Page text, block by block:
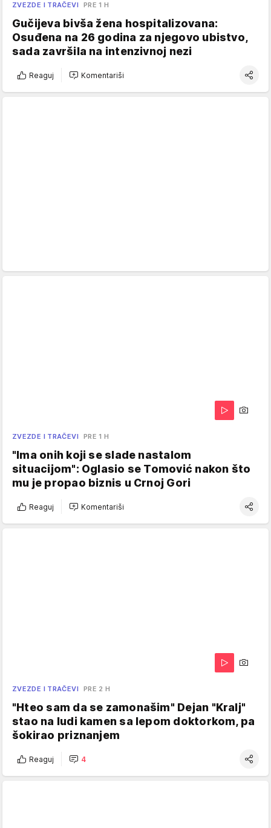
ZVEZDE I TRAČEVI PRE 1 H
Gučijeva bivša žena hospitalizovana:
Osuđena na 26 godina za njegovo ubistvo,
sada završila na intenzivnoj nezi
Reaguj Komentariši
ZVEZDE I TRAČEVI PRE 1 H
"Ima onih koji se slade nastalom
situacijom": Oglasio se Tomović nakon što
mu je propao biznis u Crnoj Gori
Reaguj Komentariši
ZVEZDE I TRAČEVI PRE 2 H
"Hteo sam da se zamonašim" Dejan "Kralj"
stao na ludi kamen sa lepom doktorkom, pa
šokirao priznanjem
Reaguj 4